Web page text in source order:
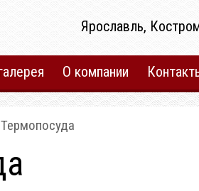
Ярославль,
О компании